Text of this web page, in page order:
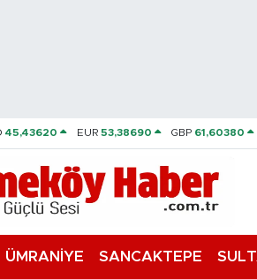
45,43620 EUR 53,38690 GBP 61,60380
ÜMRANİYE SANCAKTEPE
ve Fikstür